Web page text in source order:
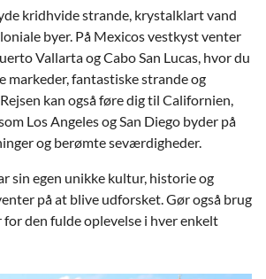
kridhvide strande, krystalklart vand
byer. På Mexicos vestkyst venter
Vallarta og Cabo San Lucas, hvor du
markeder, fantastiske strande og
kan også føre dig til Californien,
Los Angeles og San Diego byder på
og berømte seværdigheder.
sin egen unikke kultur, historie og
på at blive udforsket. Gør også brug
den fulde oplevelse i hver enkelt